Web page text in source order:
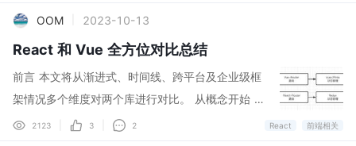
大了，内存飙升卡顿。后来具体分析内存增长点，
通过 vue 的 devtool 查看组件树，发现对话内容
为了方便模拟背景案例，这里就用 vue2 简单的写
级架构和打包了... 我认为，前端工程化更像是个命
题作文，没有标准答案，能解决问题即可。所以，
本文旨在以我解决问题的实战经过来分享一种组件
库的打包方式，希望大家都会有所启发、有所收
获！废话少说，直接开始吧。 现状&目标 很久之前
OOM 2023-10-13
React 和 Vue 全方位对比总结
前言 本文将从渐进式、时间线、跨平台及企业级框
架情况多个维度对两个库进行对比。 从概念开始 R
eact官网说：React是用于构建用户界面的Javascr
2123 3 2 React 前端相关